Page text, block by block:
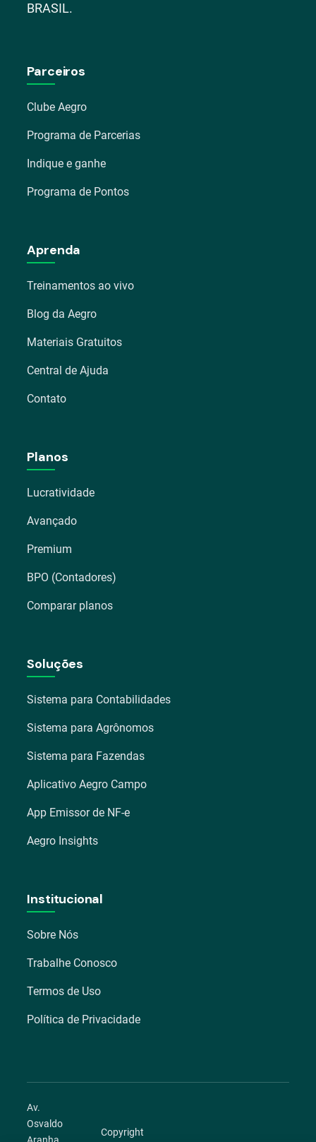
BRASIL.
Parceiros
Clube Aegro
Programa de Parcerias
Indique e ganhe
Programa de Pontos
Aprenda
Treinamentos ao vivo
Blog da Aegro
Materiais Gratuitos
Central de Ajuda
Contato
Planos
Lucratividade
Avançado
Premium
BPO (Contadores)
Comparar planos
Soluções
Sistema para Contabilidades
Sistema para Agrônomos
Sistema para Fazendas
Aplicativo Aegro Campo
App Emissor de NF-e
Aegro Insights
Institucional
Sobre Nós
Trabalhe Conosco
Termos de Uso
Política de Privacidade
Av.
Osvaldo
Copyright